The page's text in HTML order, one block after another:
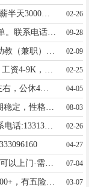
桥东区万民市场内招送货工人两名，月薪半天3000元，全天4000元，有意者联系13229066101 02-26
财满街招女店员，早上8点到8点工作简单。联系电话19131981963 09-28
02-09
02-25
新华南路招聘物业客服，年龄24-45岁左右，公休4天，工资面议，电话15530955015。22中附近 04-05
台球厅招聘夜班前台1名，要求:女，长期稳定，性格开朗，工资面议。联系电话15932292509 08-03
开元广场菜鸟驿站招:快递工作人员 联系电话:13313195158同vx 02-26
04-27
上门保洁·收拾的非常干净，桥西桥东都可以上门·需要的可以联系电话15030987332 07-04
家乐园天一峯物业招聘保洁员。工资2600+，有五险。要求身体健康吃苦耐劳50岁以下。有意者联系15930967968 03-07